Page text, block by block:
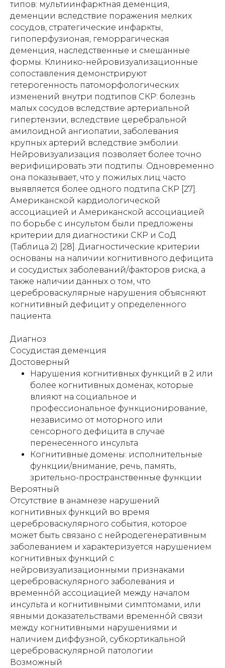
типов: мультиинфарктная деменция,
деменции вследствие поражения мелких
сосудов, стратегические инфаркты,
гипоперфузионая, геморрагическая
деменция, наследственные и смешанные
формы. Клинико-нейровизуализационные
сопоставления демонстрируют
гетерогенность патоморфологических
изменений внутри подтипов СКР: болезнь
малых сосудов вследствие артериальной
гипертензии, вследствие церебральной
амилоидной ангиопатии, заболевания
крупных артерий вследствие эмболии.
Нейровизуализация позволяет более точно
верифицировать эти подтипы. Одновременно
она показывает, что у пожилых лиц часто
выявляется более одного подтипа СКР [27].
Американской кардиологической
ассоциацией и Американской ассоциацией
по борьбе с инсультом были предложены
критерии для диагностики СКР и СоД
(Таблица 2) [28]. Диагностические критерии
основаны на наличии когнитивного дефицита
и сосудистых заболеваний/факторов риска, а
также наличии данных о том, что
цереброваскулярные нарушения объясняют
когнитивный дефицит у определенного
пациента.
Диагноз
Сосудистая деменция
Достоверный
Нарушения когнитивных функций в 2 или
более когнитивных доменах, которые
влияют на социальное и
профессиональное функционирование,
независимо от моторного или
сенсорного дефицита в случае
перенесенного инсульта
Когнитивные домены: исполнительные
функции/внимание, речь, память,
зрительно-пространственные функции
Вероятный
Отсутствие в анамнезе нарушений
когнитивных функций во время
цереброваскулярного события, которое
может быть связано с нейродегенеративным
заболеванием и характеризуется нарушением
когнитивных функций с
нейровизуализационными признаками
цереброваскулярного заболевания и
временнóй ассоциацией между началом
инсульта и когнитивными симптомами, или
явными доказательствами временнóй связи
между когнитивными нарушениями и
наличием диффузной, субкортикальной
цереброваскулярной патологии
Возможный